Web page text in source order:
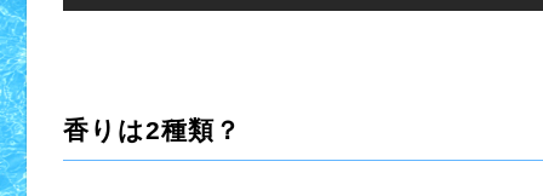
香りは2種類？